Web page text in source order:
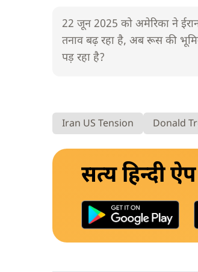
22 जून 2025 को अमेरिका ने ईरान
तनाव बढ़ रहा है, अब रूस की
पड़ रहा है?
Iran US Tension Donald
सत्य हिन्दी